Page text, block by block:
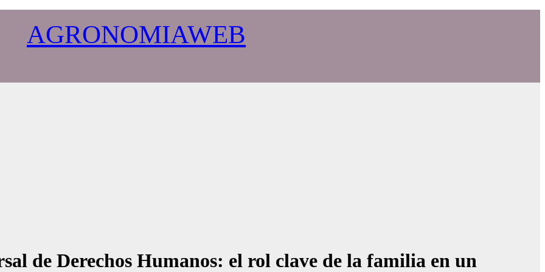
AGRONOMIAWEB
de Derechos Humanos: el rol clave de la familia en un